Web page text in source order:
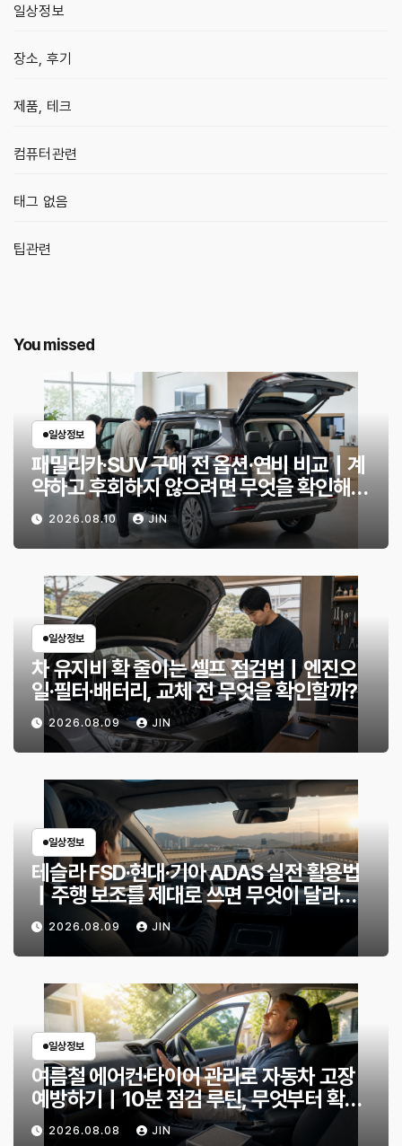
일상정보
장소, 후기
제품, 테크
컴퓨터관련
태그 없음
팁관련
You missed
일상정보
패밀리카·SUV 구매 전 옵션·연비 비교｜계
약하고 후회하지 않으려면 무엇을 확인해야
할까?
2026.08.10 JIN
일상정보
차 유지비 확 줄이는 셀프 점검법｜엔진오
일·필터·배터리, 교체 전 무엇을 확인할까?
2026.08.09 JIN
일상정보
테슬라 FSD·현대·기아 ADAS 실전 활용법
｜주행 보조를 제대로 쓰면 무엇이 달라질
까?2026.08.09 JIN
일상정보
여름철 에어컨·타이어 관리로 자동차 고장
예방하기｜10분 점검 루틴, 무엇부터 확인
할까?
2026.08.08 JIN